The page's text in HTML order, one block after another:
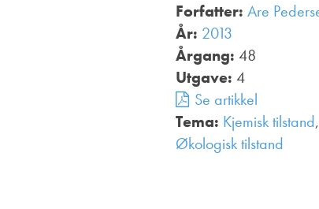
Forfatter: Are
År: 2013
Årgang: 48
Utgave: 4
Se artikkel
Tema: Kjemisk tilstand,
Økologisk tilstand